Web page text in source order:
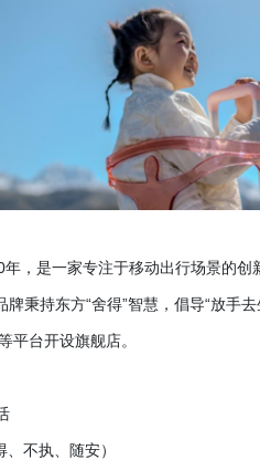
，是一家专注于移动出行场景的
牌秉持东方“舍得”智慧，倡导“放
平台开设旗舰店。
不执、随安）